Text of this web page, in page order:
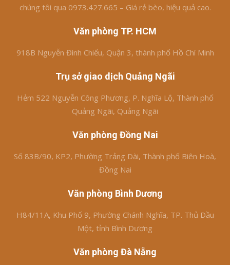
chúng tôi qua 0973.427.665 – Giá rẻ bèo, hiệu quả cao.
Văn phòng TP. HCM
918B Nguyễn Đình Chiểu, Quận 3, thành phố Hồ Chí Minh
Trụ sở giao dịch Quảng Ngãi
Hẻm 522 Nguyễn Công Phương, P. Nghĩa Lộ, Thành phố
Quảng Ngãi, Quảng Ngãi
Văn phòng Đồng Nai
Số 83B/90, KP2, Phường Trảng Dài, Thành phố Biên Hoà,
Đồng Nai
Văn phòng Bình Dương
H84/11A, Khu Phố 9, Phường Chánh Nghĩa, TP. Thủ Dầu
Một, tỉnh Bình Dương
Văn phòng Đà Nẵng